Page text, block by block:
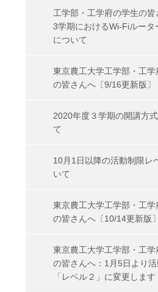
工学部・工学府の学生の皆
3学期におけるWi-Fiルータ
について
東京農工大学工学部・工学
の皆さんへ〔9/16更新版〕
2020年度３学期の開講方
て
10月1日以降の活動制限レ
いて
東京農工大学工学部・工学
の皆さんへ〔10/14更新版〕
東京農工大学工学部・工学
の皆さんへ：1月5日より
「レベル２」に変更します